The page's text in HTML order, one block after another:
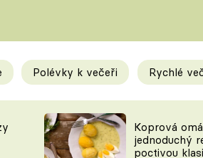
Tipy a triky
KAM ZA JÍDLEM
Polévky k večeři Rychlé
Koprová
jednoduchý
poctivou